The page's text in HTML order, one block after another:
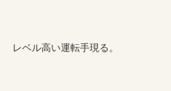
レベル高い運転手現る。